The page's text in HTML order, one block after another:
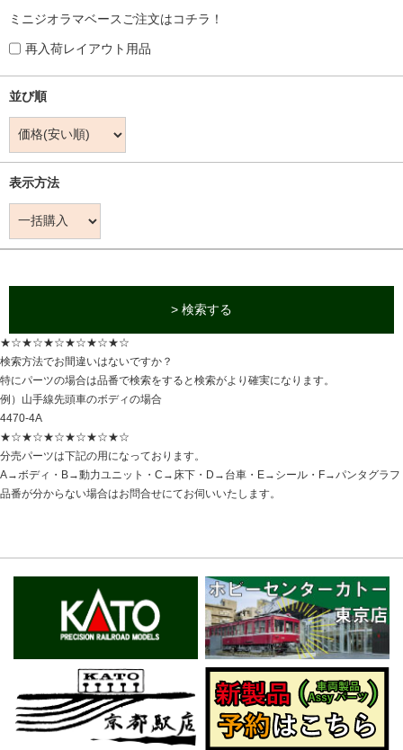
ミニジオラマベースご注文はコチラ！
再入荷レイアウト用品
並び順
表示方法
> 検索する
★☆★☆★☆★☆★☆★☆
検索方法でお間違いはないですか？
特にパーツの場合は品番で検索をすると検索がより確実になります。
例）山手線先頭車のボディの場合
4470-4A
★☆★☆★☆★☆★☆★☆
分売パーツは下記の用になっております。
A→ボディ・B→動力ユニット・C→床下・D→台車・E→シール・F→パンタグラフ
品番が分からない場合はお問合せにてお伺いいたします。